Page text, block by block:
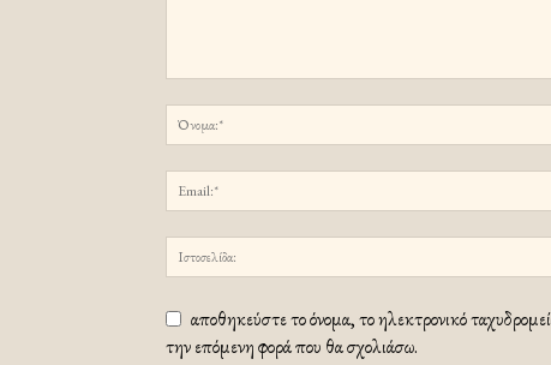
αποθηκεύστε το όνομα, το ηλεκτρονικό
την επόμενη φορά που θα σχολιάσω.